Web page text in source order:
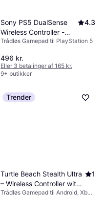
Sony PS5 DualSense
Wireless Controller -
Galactic Purple
4.3
Trådløs Gamepad til PlayStation 5
496 kr.
Eller 3 betalinger af 165 kr.
9+ butikker
Trender
Turtle Beach Stealth Ultra
– Wireless Controller with
Rapid Charge Dock
1
Trådløs Gamepad til Android, Xbox